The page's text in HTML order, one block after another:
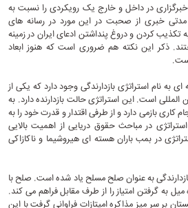
در داخل و خارج یک رویکردی را نسبت به
مدتی خبری از صحبت در این مورد در رسانه های
تکذیب کردن و دروغ پنداشتن ادعای ایران در زمینه
ذکر این نکته هم ضروری است که هنوز ابعاد
نام استراتژی بازدارندگی وجود دارد که یکی از
المللی است. این استراتژی حالت بازدارنده دارد. به
کاری بازمی دارد و از طرفی اقتدار و قدرت خود را به
در مباحث حقوق دریایی از اهمیت بالایی
در بمب باران هسته ای هیروشیما و ناکازاکی
به عنوان صلح مسلح یاد شده است. صلح با
به گرفتن امتیاز را از طرف مقابل فراهم می کند.
بر سر میز مذاکره امیتازات فراوانی گرفت با این